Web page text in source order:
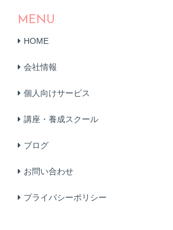
MENU
HOME
会社情報
個人向けサービス
講座・養成スクール
ブログ
お問い合わせ
プライバシーポリシー